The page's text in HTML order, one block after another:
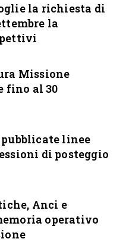
la richiesta di
la
Missione
fino al 30
pubblicate linee
di posteggio
Anci e
operativo